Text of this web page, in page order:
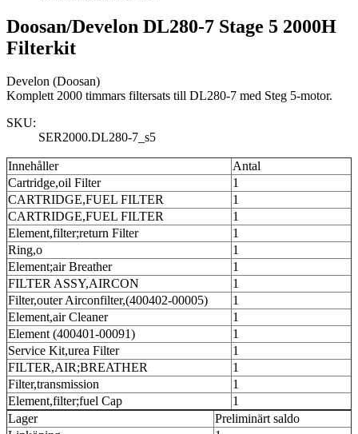
Doosan/Develon DL280-7 Stage 5 2000H
Filterkit
Develon (Doosan)
Komplett 2000 timmars filtersats till DL280-7 med Steg 5-motor.
SKU:
SER2000.DL280-7_s5
Innehåller
Antal
Cartridge,oil Filter
1
CARTRIDGE,FUEL FILTER
1
CARTRIDGE,FUEL FILTER
1
Element,filter;return Filter
1
Ring,o
1
Element;air Breather
1
FILTER ASSY,AIRCON
1
Filter,outer Airconfilter,(400402-00005)
1
Element,air Cleaner
1
Element (400401-00091)
1
Service Kit,urea Filter
1
FILTER,AIR;BREATHER
1
Filter,transmission
1
Element,filter;fuel Cap
1
Lager
Preliminärt saldo